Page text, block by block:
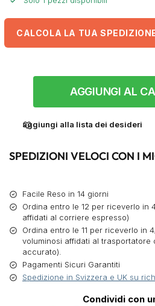
CALCOLA LA TUA
AGGIUNGI AL
aggiungi alla lista dei desideri
SPEDIZIONI VELOCI CON I
Facile Reso in 14 giorni
Ordina entro le 12 per riceverlo in
affidati al corriere espresso)
Ordina entro le 11 per riceverlo in
voluminosi affidati al trasportatore
accurato).
Pagamenti Sicuri Garantiti
Spedizione in Svizzera e UK su
Condividi con